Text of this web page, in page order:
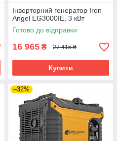
Інверторний генератор Iron
Angel EG3000IE, 3 кВт
Готово до відправки
16 965 ₴ 27 415 ₴
Купити
–32%